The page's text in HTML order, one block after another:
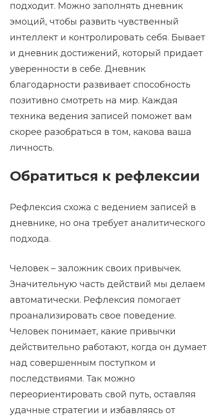
подходит. Можно заполнять дневник
эмоций, чтобы развить чувственный
интеллект и контролировать себя. Бывает
и дневник достижений, который придает
уверенности в себе. Дневник
благодарности развивает способность
позитивно смотреть на мир. Каждая
техника ведения записей поможет вам
скорее разобраться в том, какова ваша
личность.
Обратиться к рефлексии
Рефлексия схожа с ведением записей в
дневнике, но она требует аналитического
подхода.
Человек – заложник своих привычек.
Значительную часть действий мы делаем
автоматически. Рефлексия помогает
проанализировать свое поведение.
Человек понимает, какие привычки
действительно работают, когда он думает
над совершенным поступком и
последствиями. Так можно
переориентировать свой путь, оставляя
удачные стратегии и избавляясь от